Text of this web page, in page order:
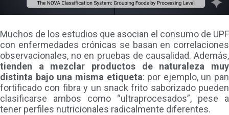
Muchos de los estudios que asocian el consumo de UPF
con enfermedades crónicas se basan en correlaciones
observacionales, no en pruebas de causalidad. Además,
tienden a mezclar productos de naturaleza muy
distinta bajo una misma etiqueta: por ejemplo, un pan
fortificado con fibra y un snack frito saborizado pueden
clasificarse ambos como “ultraprocesados”, pese a
tener perfiles nutricionales radicalmente diferentes.